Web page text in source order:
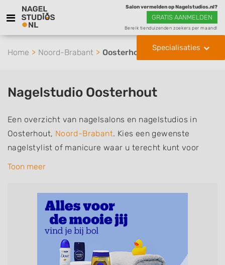
Salon vermelden op Nagelstudios.nl?
GRATIS AANMELDEN
Bereik tienduizenden zoekers per maand!
Specialisaties
Home Noord-Brabant Oosterhout
Nagelstudio Oosterhout
Een overzicht van nagelsalons en nagelstudios in
Oosterhout, Noord-Brabant. Kies een gewenste
nagelstylist of manicure waar u terecht kunt voor
handverzorging, nagelverzorging en soms ook
Manicure, Pedicure, French Manicure, Acrylnagels,
Gelnagels, Nailart, Parrafinebehandeling, 3D Nailart,
Bruidsnagels en Handmassage. U kunt de
zoekresultaten filteren met behulp van de
specialisatie filter en u vindt zoekresultaten in iedere
Toon meer